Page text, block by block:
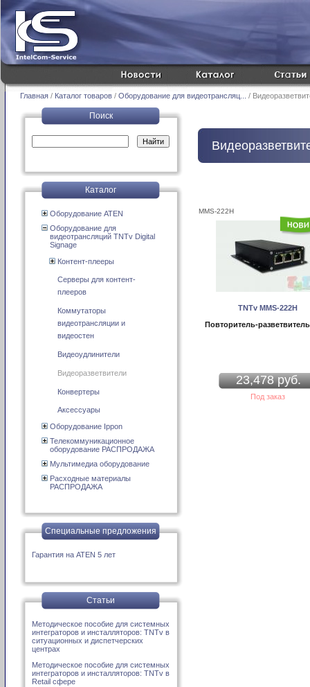
Главная / Каталог товаров / Оборудование для видеотрансляц... /
Поиск
Каталог
Оборудование ATEN
Оборудование для
видеотрансляций TNTv Digital
Signage
Контент-плееры
Серверы для контент-
плееров
Коммутаторы
видеотрансляции и
видеостен
Видеоудлинители
Видеоразветвители
Конвертеры
Аксессуары
Оборудование Ippon
Телекоммуникационное
оборудование РАСПРОДАЖА
Мультимедиа оборудование
Расходные материалы
РАСПРОДАЖА
Специальные предложения
Гарантия на ATEN 5 лет
Статьи
Методическое пособие для системных
интеграторов и инсталляторов: TNTv в
ситуационных и диспетчерских
центрах
Методическое пособие для системных
интеграторов и инсталляторов: TNTv в
Retail сфере
MMS-222H
TNTv MMS-222H
Повторитель-
23,478 руб.
Под заказ